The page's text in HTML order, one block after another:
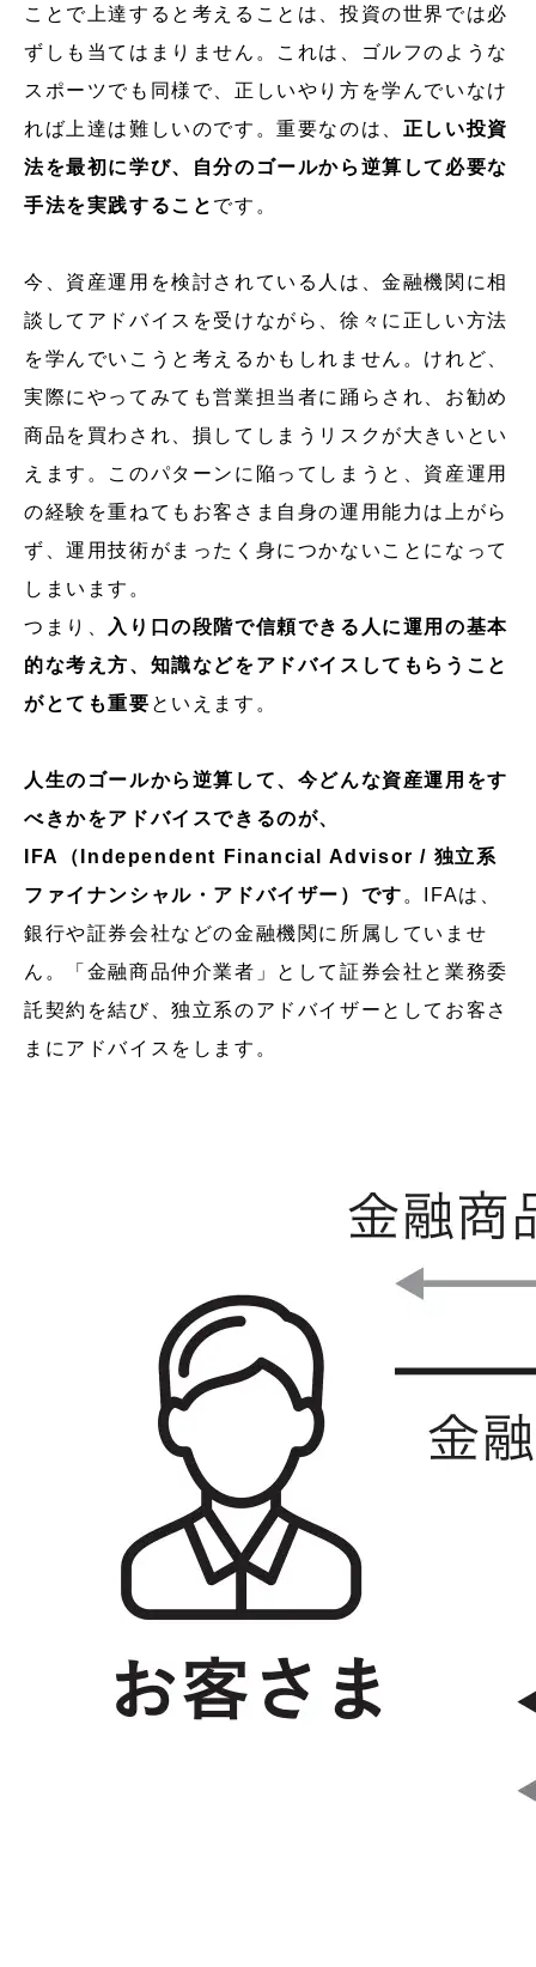
ことで上達すると考えることは、投資の世界では必
ずしも当てはまりません。これは、ゴルフのような
スポーツでも同様で、正しいやり方を学んでいなけ
れば上達は難しいのです。重要なのは、 正しい投資
法を最初に学び、自分のゴールから逆算して必要な
手法を実践すること です。
今、資産運用を検討されている人は、金融機関に相
談してアドバイスを受けながら、徐々に正しい方法
を学んでいこうと考えるかもしれません。けれど、
実際にやってみても営業担当者に踊らされ、お勧め
商品を買わされ、損してしまうリスクが大きいとい
えます。このパターンに陥ってしまうと、資産運用
の経験を重ねてもお客さま自身の運用能力は上がら
ず、運用技術がまったく身につかないことになって
しまいます。
つまり、
入り口の段階で信頼できる人に運用の基本
的な考え方、知識などをアドバイスしてもらうこと
がとても重要 といえます。
人生のゴールから逆算して、今どんな資産運用をす
べきかをアドバイスできるのが、
IFA（Independent Financial Advisor / 独立系
ファイナンシャル・アドバイザー）です 。IFAは、
銀行や証券会社などの金融機関に所属していませ
ん。「金融商品仲介業者」として証券会社と業務委
託契約を結び、独立系のアドバイザーとしてお客さ
まにアドバイスをします。